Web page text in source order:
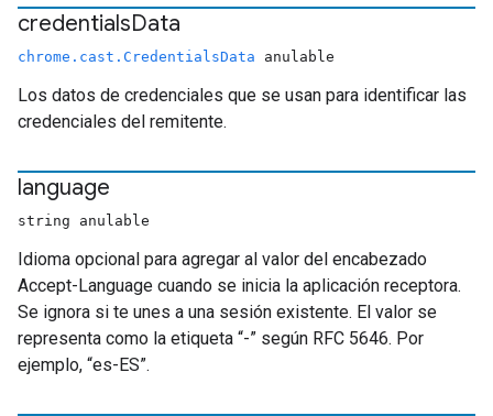
credentialsData
chrome.cast.CredentialsData anulable
Los datos de credenciales que se usan para identificar las
credenciales del remitente.
language
string anulable
Idioma opcional para agregar al valor del encabezado
Accept-Language cuando se inicia la aplicación receptora.
Se ignora si te unes a una sesión existente. El valor se
representa como la etiqueta “-” según RFC 5646. Por
ejemplo, “es-ES”.